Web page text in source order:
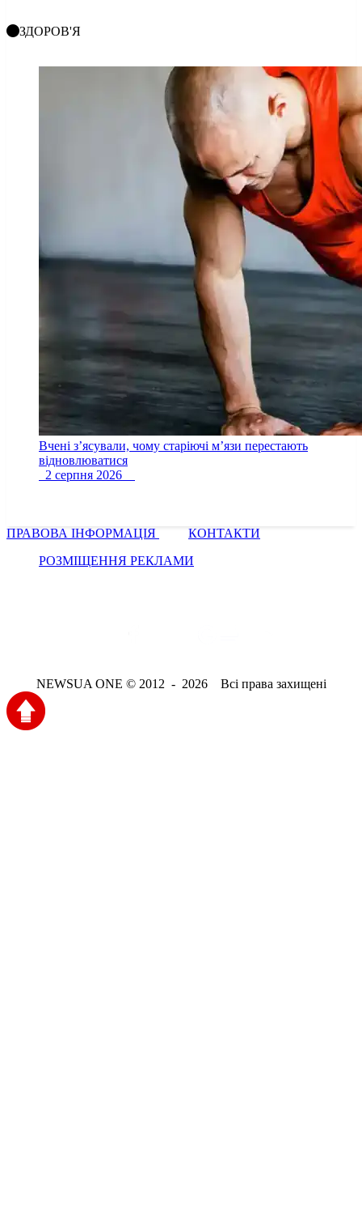
ЗДОРОВ'Я
Вчені з’ясували, чому старіючі м’язи перестають
відновлюватися
2 серпня 2026
ПРАВОВА ІНФОРМАЦІЯ
КОНТАКТИ
РОЗМІЩЕННЯ РЕКЛАМИ
NEWSUA ONE © 2012 - 2026 Всі права захищені